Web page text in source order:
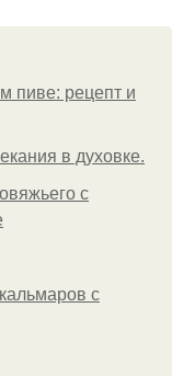
пиве: рецепт и
в духовке.
с
с